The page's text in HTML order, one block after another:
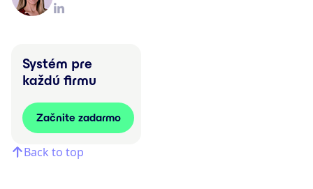
Systém pre
každú firmu
Začnite zadarmo
Back to top